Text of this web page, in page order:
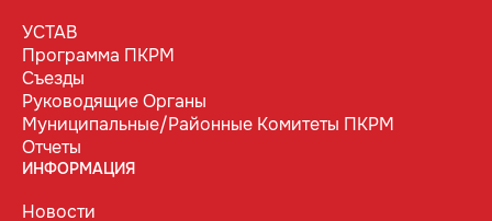
УСТАВ
Программа ПКРМ
Съезды
Руководящие Органы
Муниципальные/Районные Комитеты ПКРМ
Отчеты
ИНФОРМАЦИЯ
Новости